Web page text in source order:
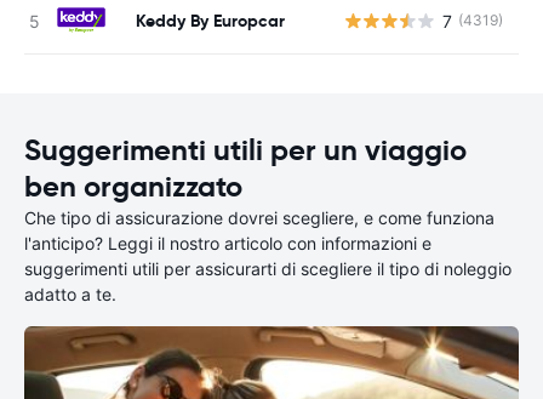
Keddy By Europcar 7 (4319)
Suggerimenti utili per un viaggio
ben organizzato
Che tipo di assicurazione dovrei scegliere, e come funziona
l'anticipo? Leggi il nostro articolo con informazioni e
suggerimenti utili per assicurarti di scegliere il tipo di noleggio
adatto a te.